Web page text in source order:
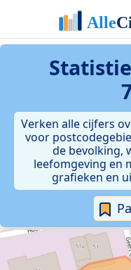
Verken alle cijfers
voor
de bevolking,
leefomgeving en
grafieken en